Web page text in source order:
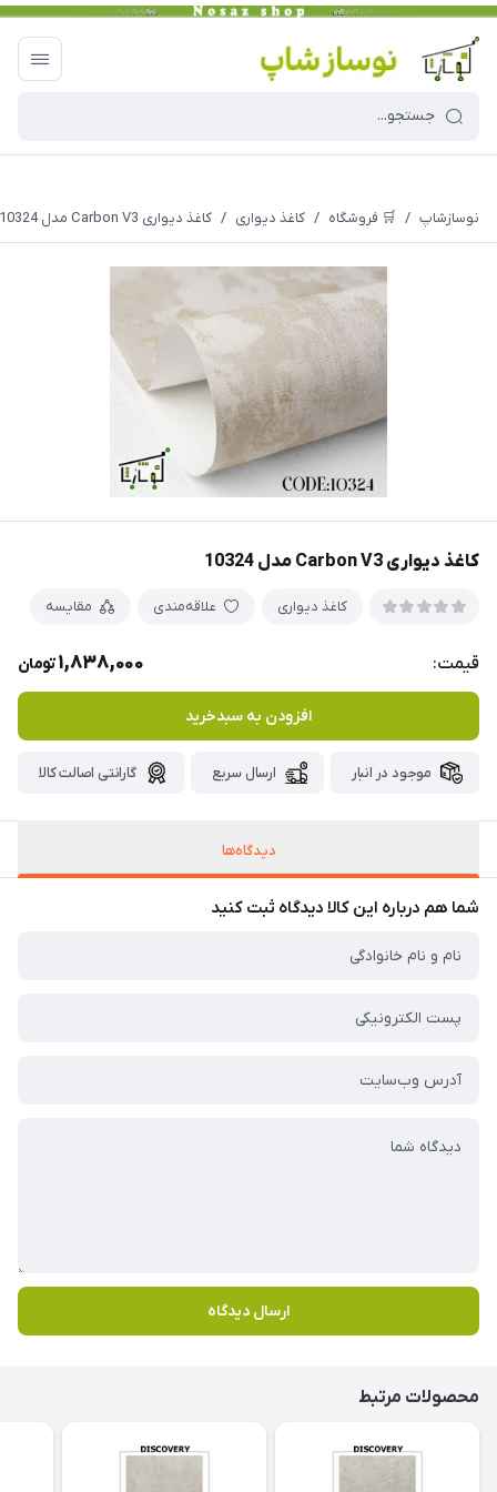
نوسازشاپ / 🛒 فروشگاه / کاغذ دیواری / کاغذ دیواری Carbon V3 مدل 10324
کاغذ دیواری Carbon V3 مدل 10324
کاغذ دیواری علاقه‌مندی مقایسه
قیمت: 1,838,000تومان
افزودن به سبدخرید
موجود در انبار ارسال سریع گارانتی اصالت کالا
دیدگاه‌ها
شما هم درباره این کالا دیدگاه ثبت کنید
ارسال دیدگاه
محصولات مرتبط